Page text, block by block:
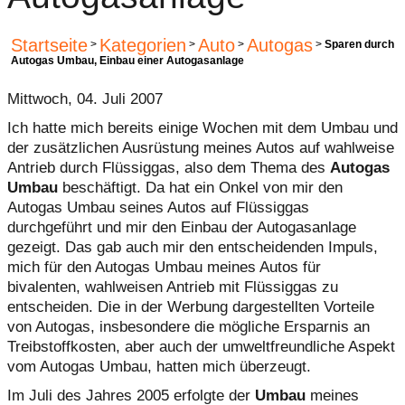
Startseite > Kategorien > Auto > Autogas > Sparen durch
Autogas Umbau, Einbau einer Autogasanlage
Mittwoch, 04. Juli 2007
Ich hatte mich bereits einige Wochen mit dem Umbau und
der zusätzlichen Ausrüstung meines Autos auf wahlweise
Antrieb durch Flüssiggas, also dem Thema des Autogas
Umbau beschäftigt. Da hat ein Onkel von mir den
Autogas Umbau seines Autos auf Flüssiggas
durchgeführt und mir den Einbau der Autogasanlage
gezeigt. Das gab auch mir den entscheidenden Impuls,
mich für den Autogas Umbau meines Autos für
bivalenten, wahlweisen Antrieb mit Flüssiggas zu
entscheiden. Die in der Werbung dargestellten Vorteile
von Autogas, insbesondere die mögliche Ersparnis an
Treibstoffkosten, aber auch der umweltfreundliche Aspekt
vom Autogas Umbau, hatten mich überzeugt.
Im Juli des Jahres 2005 erfolgte der Umbau meines